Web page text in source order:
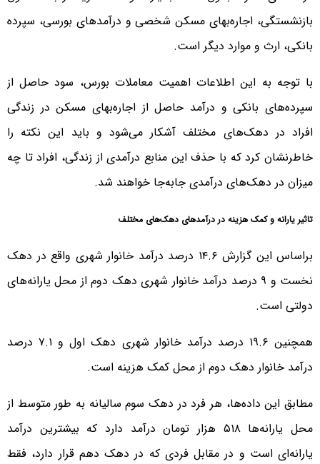
بازنشستگی، اجاره‌بهای مسکن شخصی و درآمدهای بورسی، سپرده
بانکی، ارث و موارد دیگر است.
با توجه به این اطلاعات اهمیت معاملات بورس، سود حاصل از
سپرده‌های بانکی و درآمد حاصل از اجاره‌بهای مسکن در زندگی
افراد در دهک‌های مختلف آشکار می‌شود و باید این نکته را
خاطرنشان کرد که با حذف این منابع درآمدی از زندگی، افراد تا چه
میزان در دهک‌های درآمدی جابه‌جا خواهند شد.
تاثیر یارانه و کمک هزینه در درآمدهای دهک‌های مختلف
براساس این گزارش ۱۴.۶ درصد درآمد خانوار شهری واقع در دهک
نخست و ۹ درصد درآمد خانوار شهری دهک دوم از محل یارانه‌های
دولتی است.
همچنین ۱۹.۶ درصد درآمد خانوار شهری دهک اول و ۷.۱ درصد
درآمد خانوار دهک دوم از محل کمک هزینه است.
مطابق این داده‌ها، هر فرد در دهک سوم سالیانه به طور متوسط از
محل یارانه‌ها ۵۱۸ هزار تومان درآمد دارد که بیشترین درآمد
یارانه‌ای است و در مقابل فردی که در دهک دهم قرار دارد، فقط